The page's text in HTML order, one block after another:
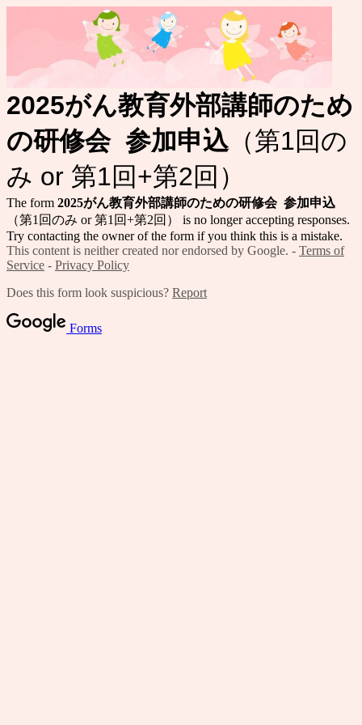
2025がん教育外部講師のため
の研修会 参加申込（第1回の
み or 第1回+第2回）
The form 2025がん教育外部講師のための研修会 参加申込
（第1回のみ or 第1回+第2回） is no longer accepting responses.
Try contacting the owner of the form if you think this is a mistake.
This content is neither created nor endorsed by Google. - Terms of
Service - Privacy Policy
Does this form look suspicious? Report
Forms